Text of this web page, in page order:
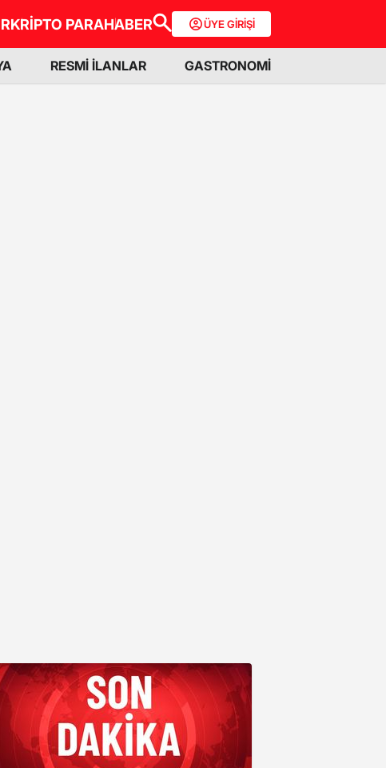
KRİPTO PARAHABER ÜYE GİRİŞİ
RESMİ İLANLAR GASTRONOMİ